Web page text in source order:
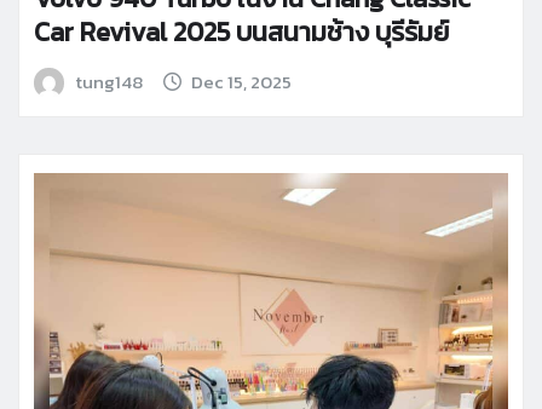
Car Revival 2025 บนสนามช้าง บุรีรัมย์
tung148 Dec 15, 2025